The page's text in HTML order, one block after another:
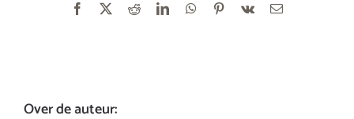
Facebook RedditLinkedInWhatsApp
Pinterest
Vk
E-
Over de auteur: